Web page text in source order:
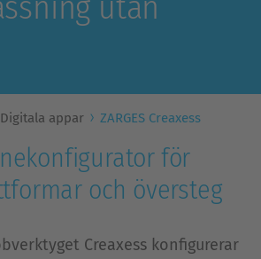
Digitala appar ZARGES Creaxess
för
och översteg
Creaxess konfigurerar